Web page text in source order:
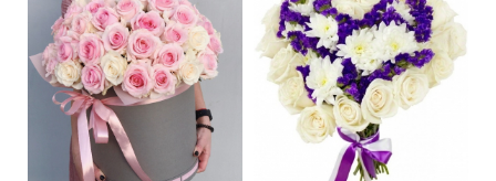
Получатель точно будет в
восторге!
50 см 35 см